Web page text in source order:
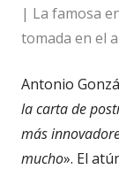
| La famosa
tomada en el
Antonio
la carta de
más
mucho». El